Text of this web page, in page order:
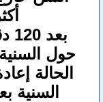
حول
الحالة